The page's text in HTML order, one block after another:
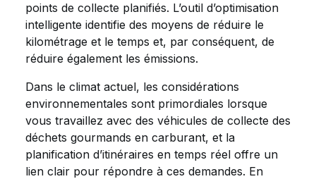
points de collecte planifiés. L’outil d’optimisation
intelligente identifie des moyens de réduire le
kilométrage et le temps et, par conséquent, de
réduire également les émissions.
Dans le climat actuel, les considérations
environnementales sont primordiales lorsque
vous travaillez avec des véhicules de collecte des
déchets gourmands en carburant, et la
planification d’itinéraires en temps réel offre un
lien clair pour répondre à ces demandes. En